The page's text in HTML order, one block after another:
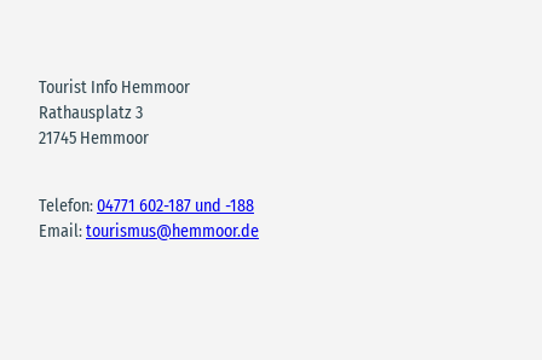
Tourist Info Hemmoor
Rathausplatz 3
21745 Hemmoor
Telefon:04771 602-187 und -188
Email:tourismus@hemmoor.de